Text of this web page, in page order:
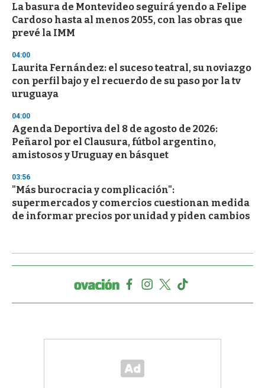
La basura de Montevideo seguirá yendo a Felipe
Cardoso hasta al menos 2055, con las obras que
prevé la IMM
04:00
Laurita Fernández: el suceso teatral, su noviazgo
con perfil bajo y el recuerdo de su paso por la tv
uruguaya
04:00
Agenda Deportiva del 8 de agosto de 2026:
Peñarol por el Clausura, fútbol argentino,
amistosos y Uruguay en básquet
03:56
"Más burocracia y complicación":
supermercados y comercios cuestionan medida
de informar precios por unidad y piden cambios